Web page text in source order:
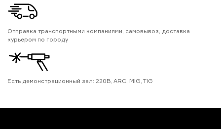
Отправка транспортными компаниями, самовывоз, доставка
курьером по городу
Есть демонстрационный зал: 220В, ARC, MIG, TIG